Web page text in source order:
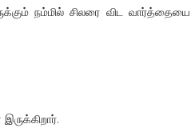
நம்மில் சிலரை விட வார்த்தையை